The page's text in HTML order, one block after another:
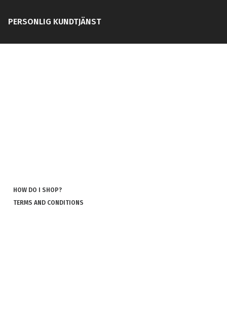
PERSONLIG KUNDTJÄNST
HOW DO I SHOP?
TERMS AND CONDITIONS